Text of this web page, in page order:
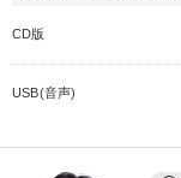
CD版
USB(音声)